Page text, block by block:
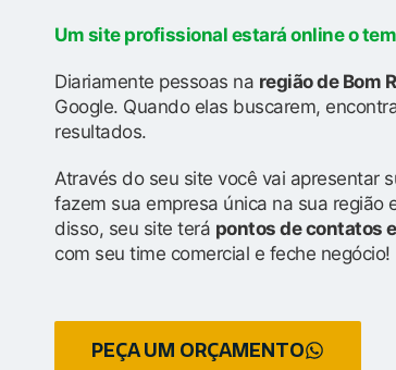
Um site profissional estará online o
Diariamente pessoas na região de Bom
Google. Quando elas buscarem,
resultados.
Através do seu site você vai apresentar
fazem sua empresa única na sua
disso, seu site terá pontos de contatos
com seu time comercial e feche negócio!
PEÇA UM ORÇAMENTO